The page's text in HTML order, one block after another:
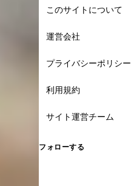
このサイトについて
運営会社
プライバシーポリシー
利用規約
サイト運営チーム
フォローする